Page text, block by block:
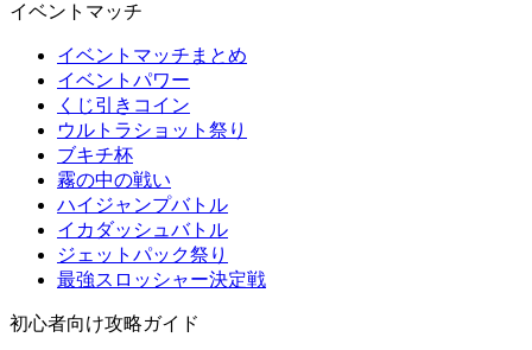
イベントマッチ
イベントマッチまとめ
イベントパワー
くじ引きコイン
ウルトラショット祭り
ブキチ杯
霧の中の戦い
ハイジャンプバトル
イカダッシュバトル
ジェットパック祭り
最強スロッシャー決定戦
初心者向け攻略ガイド